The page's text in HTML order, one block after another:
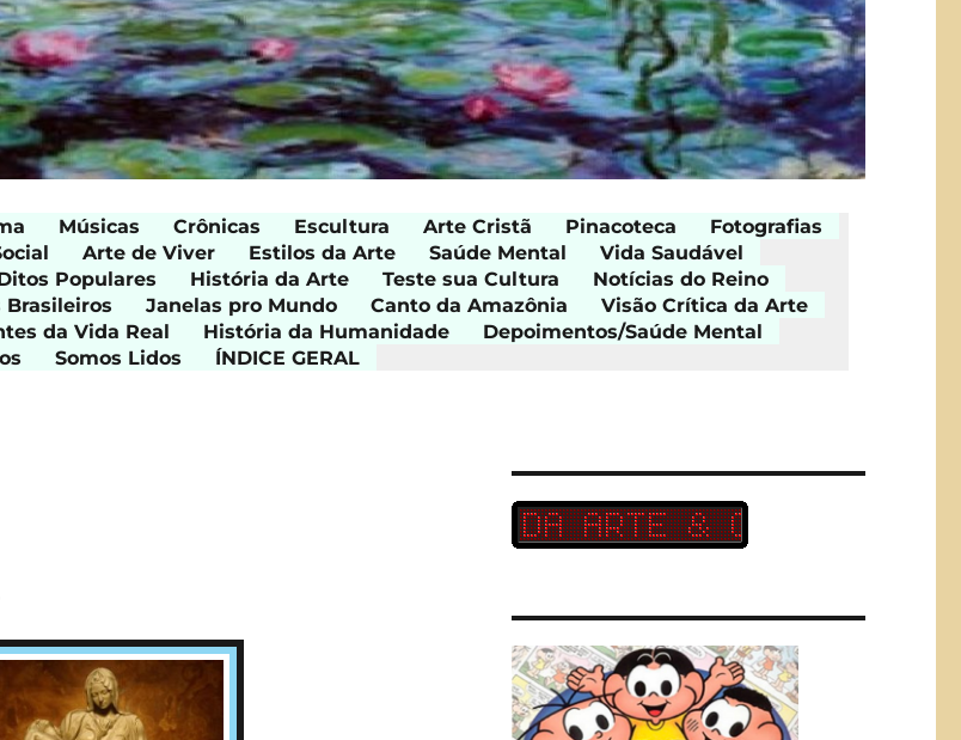
Músicas Crônicas Escultura Arte Cristã Pinacoteca
Fotografias
Arte de Viver Estilos da Arte Saúde Mental
Vida Saudável
Populares História da Arte Teste sua Cultura
Notícias do Reino
Brasileiros Janelas pro Mundo Canto da Amazônia
Visão Crítica da Arte
da Vida Real História da Humanidade
Depoimentos/Saúde Mental
Somos Lidos ÍNDICE GERAL